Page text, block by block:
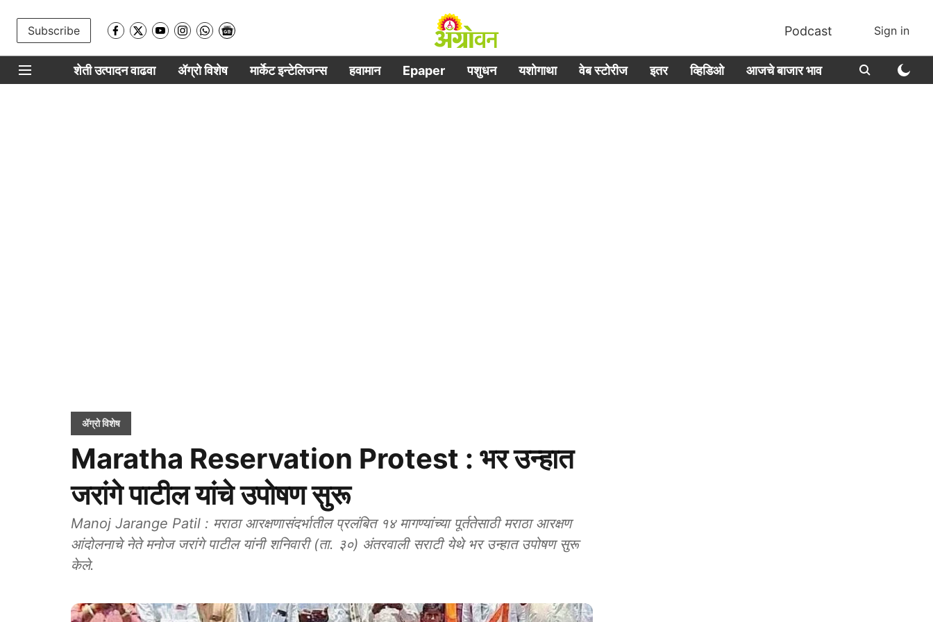
Subscribe Podcast Sign in
शेती उत्पादन वाढवा ॲग्रो विशेष मार्केट इन्टेलिजन्स हवामान Epaper पशुधन यशोगाथा वेब स्टोरीज इतर व्हिडिओ आजचे बाजार भाव
ॲग्रो विशेष
Maratha Reservation Protest : भर उन्हात
जरांगे पाटील यांचे उपोषण सुरू
Manoj Jarange Patil : मराठा आरक्षणासंदर्भातील प्रलंबित १४ मागण्यांच्या पूर्ततेसाठी मराठा आरक्षण
आंदोलनाचे नेते मनोज जरांगे पाटील यांनी शनिवारी (ता. ३०) अंतरवाली सराटी येथे भर उन्हात उपोषण सुरू
केले.